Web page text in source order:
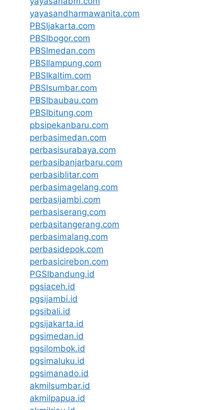
yayasandharmawanita.com
PBSIjakarta.com
PBSIbogor.com
PBSImedan.com
PBSIlampung.com
PBSIkaltim.com
PBSIsumbar.com
PBSIbaubau.com
PBSIbitung.com
pbsipekanbaru.com
perbasimedan.com
perbasisurabaya.com
perbasibanjarbaru.com
perbasiblitar.com
perbasimagelang.com
perbasijambi.com
perbasiserang.com
perbasitangerang.com
perbasimalang.com
perbasidepok.com
perbasicirebon.com
PGSIbandung.id
pgsiaceh.id
pgsijambi.id
pgsibali.id
pgsijakarta.id
pgsimedan.id
pgsilombok.id
pgsimaluku.id
pgsimanado.id
akmilsumbar.id
akmilpapua.id